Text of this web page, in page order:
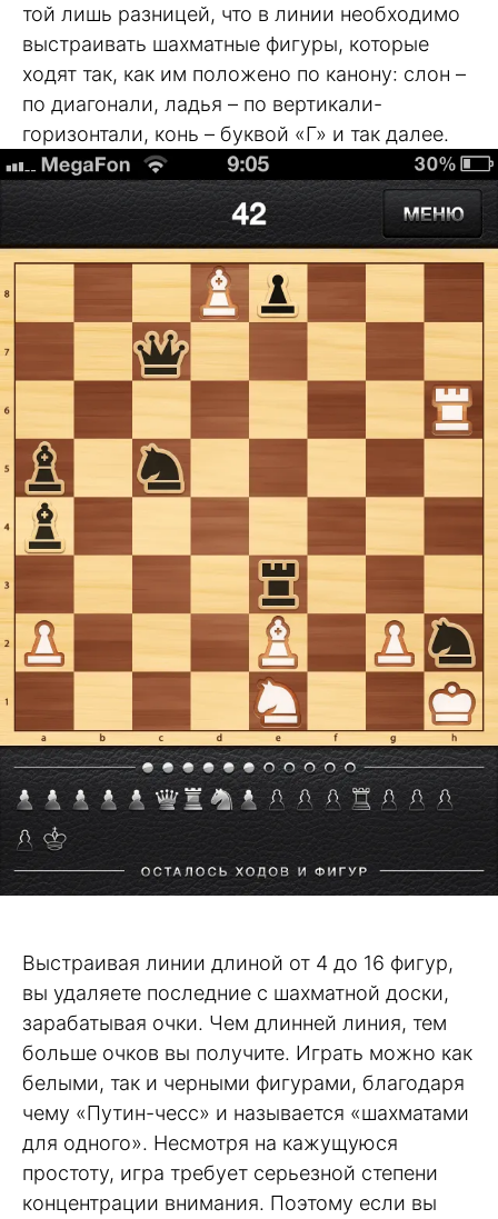
той лишь разницей, что в линии необходимо
выстраивать шахматные фигуры, которые
ходят так, как им положено по канону: слон –
по диагонали, ладья – по вертикали-
горизонтали, конь – буквой «Г» и так далее.
Выстраивая линии длиной от 4 до 16 фигур,
вы удаляете последние с шахматной доски,
зарабатывая очки. Чем длинней линия, тем
больше очков вы получите. Играть можно как
белыми, так и черными фигурами, благодаря
чему «Путин-чесс» и называется «шахматами
для одного». Несмотря на кажущуюся
простоту, игра требует серьезной степени
концентрации внимания. Поэтому если вы